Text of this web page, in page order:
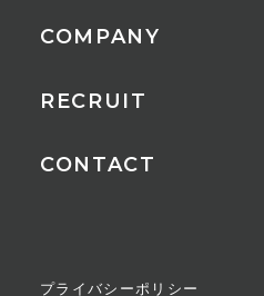
1時間あたりの
約0.7円（23W
1年間
COMPANY
RECRUIT
CONTACT
プライバシーポリシー